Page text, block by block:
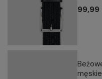
99,99
męskie